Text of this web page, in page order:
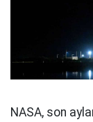
NASA, son